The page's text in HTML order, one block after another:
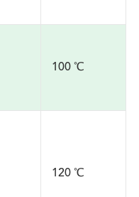
100 ℃
120 ℃